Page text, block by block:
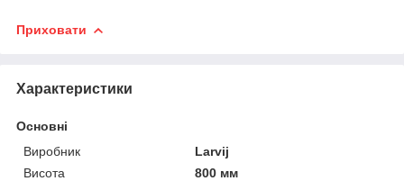
Приховати
Характеристики
Основні
Виробник
Larvij
Висота
800 мм